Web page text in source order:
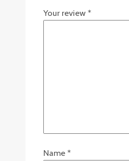
Your review *
Name *